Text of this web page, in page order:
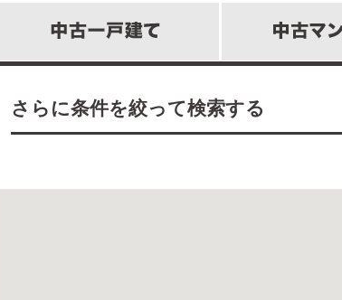
さらに条件を絞って検索する